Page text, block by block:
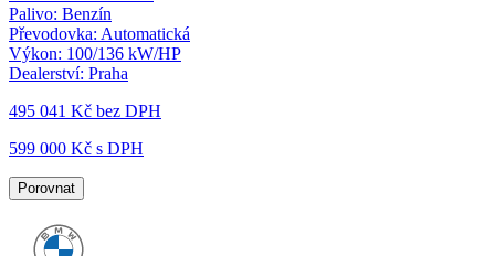
Palivo: Benzín
Převodovka: Automatická
Výkon: 100/136 kW/HP
Dealerství: Praha
495 041 Kč bez DPH
599 000 Kč s DPH
Porovnat